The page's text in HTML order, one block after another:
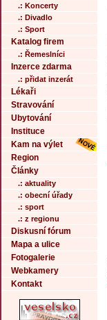
.: Koncerty
.: Divadlo
.: Sport
Katalog firem
.: Řemeslníci
Inzerce zdarma
.: přidat inzerát
Lékaři
Stravování
Ubytování
Instituce
Kam na výlet
Region
Články
.: aktuality
.: obecní úřady
.: sport
.: z regionu
Diskusní fórum
Mapa a ulice
Fotogalerie
Webkamery
Kontakt